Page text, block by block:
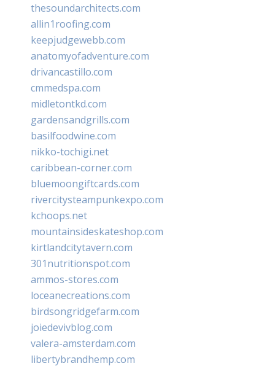
thesoundarchitects.com
allin1roofing.com
keepjudgewebb.com
anatomyofadventure.com
drivancastillo.com
cmmedspa.com
midletontkd.com
gardensandgrills.com
basilfoodwine.com
nikko-tochigi.net
caribbean-corner.com
bluemoongiftcards.com
rivercitysteampunkexpo.com
kchoops.net
mountainsideskateshop.com
kirtlandcitytavern.com
301nutritionspot.com
ammos-stores.com
loceanecreations.com
birdsongridgefarm.com
joiedevivblog.com
valera-amsterdam.com
libertybrandhemp.com